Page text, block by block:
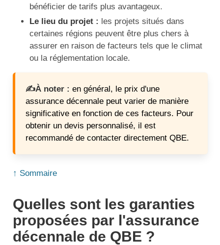
bénéficier de tarifs plus avantageux.
Le lieu du projet : les projets situés dans
certaines régions peuvent être plus chers à
assurer en raison de facteurs tels que le climat
ou la réglementation locale.
✍️À noter : en général, le prix d'une
assurance décennale peut varier de manière
significative en fonction de ces facteurs. Pour
obtenir un devis personnalisé, il est
recommandé de contacter directement QBE.
↑ Sommaire
Quelles sont les garanties
proposées par l'assurance
décennale de QBE ?